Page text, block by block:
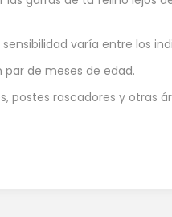
varía entre los
de meses de edad.
postes rascadores y otras